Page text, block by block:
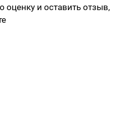
оценку и оставить отзыв,